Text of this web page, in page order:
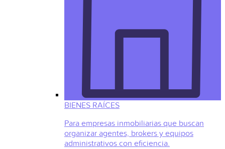
BIENES RAÍCES
Para empresas inmobiliarias que buscan
organizar agentes, brokers y equipos
administrativos con eficiencia.